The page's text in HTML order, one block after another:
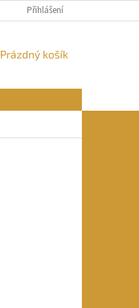
KDE NÁS NAJDETE
Přihlášení
NÁKUPNÍ
Prázdný košík